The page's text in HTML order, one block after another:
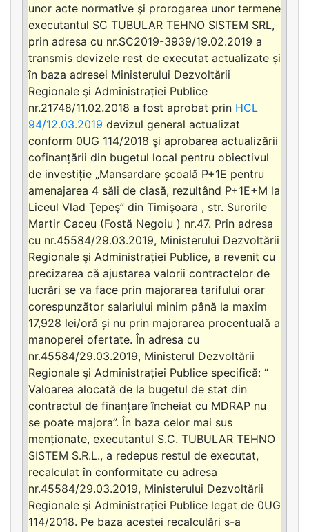
unor acte normative şi prorogarea unor termene
executantul SC TUBULAR TEHNO SISTEM SRL,
prin adresa cu nr.SC2019-3939/19.02.2019 a
transmis devizele rest de executat actualizate și
în baza adresei Ministerului Dezvoltării
Regionale şi Administrației Publice
nr.21748/11.02.2018 a fost aprobat prin HCL
94/12.03.2019 devizul general actualizat
conform 0UG 114/2018 şi aprobarea actualizării
cofinanțării din bugetul local pentru obiectivul
de investiție „Mansardare școală P+1E pentru
amenajarea 4 săli de clasă, rezultând P+1E+M la
Liceul Vlad Ţepeş” din Timişoara , str. Surorile
Martir Caceu (Fostă Negoiu ) nr.47. Prin adresa
cu nr.45584/29.03.2019, Ministerului Dezvoltării
Regionale şi Administrației Publice, a revenit cu
precizarea că ajustarea valorii contractelor de
lucrări se va face prin majorarea tarifului orar
corespunzător salariului minim până la maxim
17,928 lei/oră și nu prin majorarea procentuală a
manoperei ofertate. În adresa cu
nr.45584/29.03.2019, Ministerul Dezvoltării
Regionale şi Administrației Publice specifică: “
Valoarea alocată de la bugetul de stat din
contractul de finanțare încheiat cu MDRAP nu
se poate majora”. În baza celor mai sus
menționate, executantul S.C. TUBULAR TEHNO
SISTEM S.R.L., a redepus restul de executat,
recalculat în conformitate cu adresa
nr.45584/29.03.2019, Ministerului Dezvoltării
Regionale şi Administrației Publice legat de 0UG
114/2018. Pe baza acestei recalculări s-a